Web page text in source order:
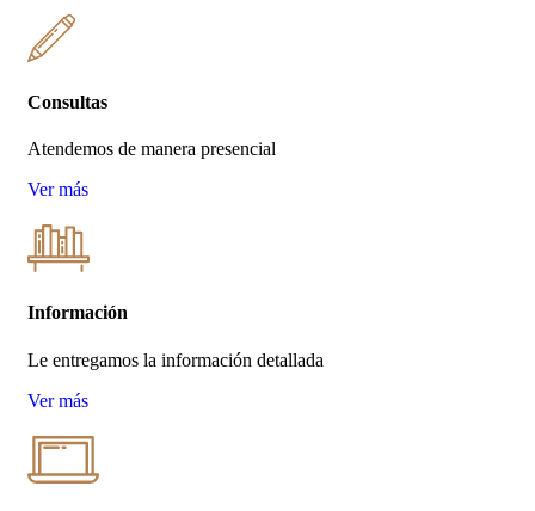
Consultas
Atendemos de manera presencial
Ver más
Información
Le entregamos la información detallada
Ver más